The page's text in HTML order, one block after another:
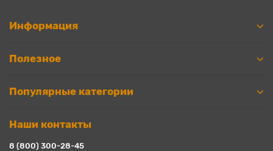
Информация
Полезное
Популярные категории
Наши контакты
8 (800) 300-28-45